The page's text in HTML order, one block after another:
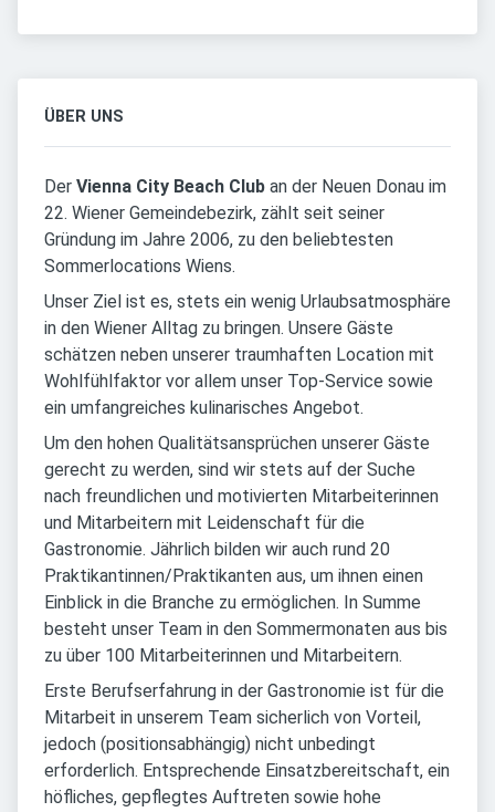
ÜBER UNS
Der Vienna City Beach Club an der Neuen Donau im
22. Wiener Gemeindebezirk, zählt seit seiner
Gründung im Jahre 2006, zu den beliebtesten
Sommerlocations Wiens.
Unser Ziel ist es, stets ein wenig Urlaubsatmosphäre
in den Wiener Alltag zu bringen. Unsere Gäste
schätzen neben unserer traumhaften Location mit
Wohlfühlfaktor vor allem unser Top-Service sowie
ein umfangreiches kulinarisches Angebot.
Um den hohen Qualitätsansprüchen unserer Gäste
gerecht zu werden, sind wir stets auf der Suche
nach freundlichen und motivierten Mitarbeiterinnen
und Mitarbeitern mit Leidenschaft für die
Gastronomie. Jährlich bilden wir auch rund 20
Praktikantinnen/Praktikanten aus, um ihnen einen
Einblick in die Branche zu ermöglichen. In Summe
besteht unser Team in den Sommermonaten aus bis
zu über 100 Mitarbeiterinnen und Mitarbeitern.
Erste Berufserfahrung in der Gastronomie ist für die
Mitarbeit in unserem Team sicherlich von Vorteil,
jedoch (positionsabhängig) nicht unbedingt
erforderlich. Entsprechende Einsatzbereitschaft, ein
höfliches, gepflegtes Auftreten sowie hohe